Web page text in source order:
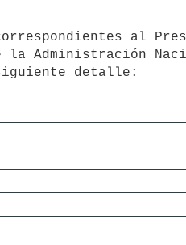
la Administración
detalle: